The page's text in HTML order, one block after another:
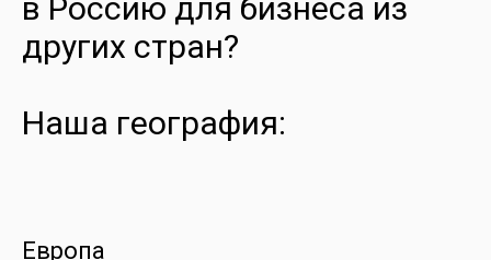
в Россию для бизнеса из
других стран?
Наша география:
Европа